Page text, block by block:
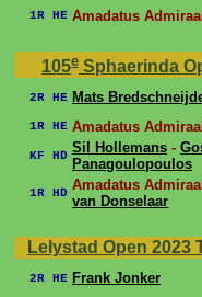
1R HE Amadatus Admiraal
105e Sphaerinda
2R HE Mats
1R HE Amadatus Admiraal
KF HD Sil Hollemans -
Panagoulopoulos
1R HD Amadatus
van Donselaar
Lelystad Open 2023
2R HE Frank Jonker